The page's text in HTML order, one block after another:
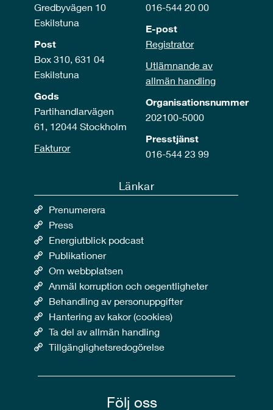
Gredbyvägen 10
Eskilstuna
Post
Box 310, 631 04
Eskilstuna
Gods
Partihandlarvägen
61, 12044 Stockholm
Fakturor
016-544 20 00
E-post
Registrator
Utlämnande av
allmän handling
Organisationsnummer
202100-5000
Presstjänst
016-544 23 99
Länkar
Prenumerera
Press
Energiutblick podcast
Publikationer
Om webbplatsen
Anmäl korruption och oegentligheter
Behandling av personuppgifter
Hantering av kakor (cookies)
Ta del av allmän handling
Tillgänglighetsredogörelse
Följ oss